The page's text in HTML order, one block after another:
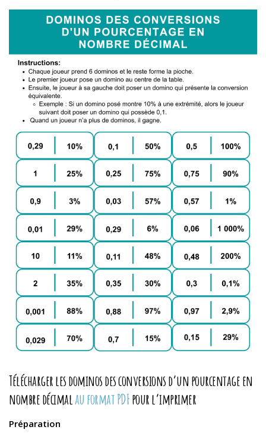
Télécharger les dominos des conversions d’un pourcentage en
nombre décimalau format PDFpour l’imprimer
Préparation